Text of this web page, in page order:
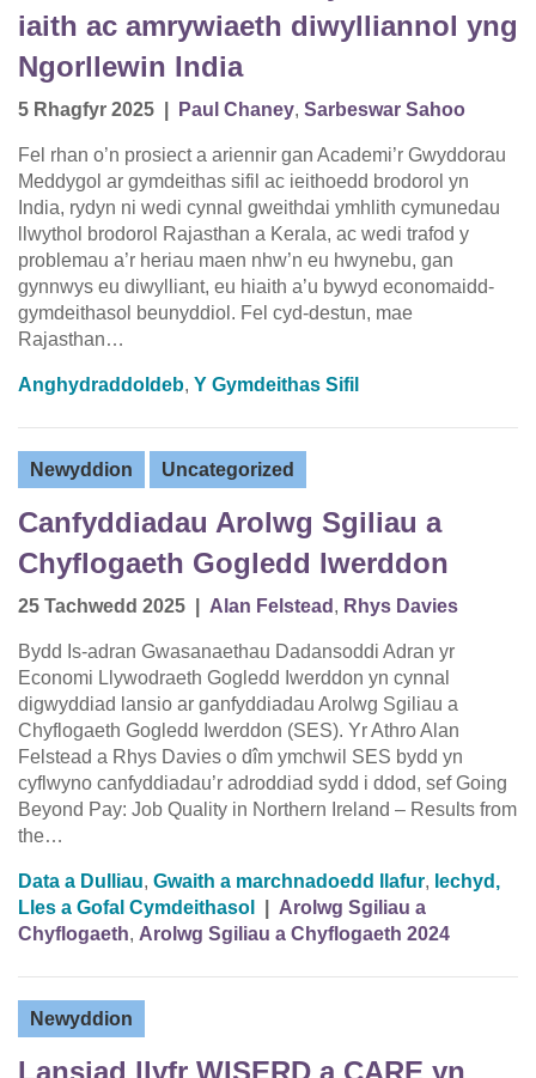
iaith ac amrywiaeth diwylliannol yng
Ngorllewin India
5 Rhagfyr 2025 Paul Chaney, Sarbeswar Sahoo
Fel rhan o’n prosiect a ariennir gan Academi’r Gwyddorau
Meddygol ar gymdeithas sifil ac ieithoedd brodorol yn
India, rydyn ni wedi cynnal gweithdai ymhlith cymunedau
llwythol brodorol Rajasthan a Kerala, ac wedi trafod y
problemau a’r heriau maen nhw’n eu hwynebu, gan
gynnwys eu diwylliant, eu hiaith a’u bywyd economaidd-
gymdeithasol beunyddiol. Fel cyd-destun, mae
Rajasthan…
Anghydraddoldeb, Y Gymdeithas Sifil
Newyddion Uncategorized
Canfyddiadau Arolwg Sgiliau a
Chyflogaeth Gogledd Iwerddon
25 Tachwedd 2025 Alan Felstead , Rhys Davies
Bydd Is-adran Gwasanaethau Dadansoddi Adran yr
Economi Llywodraeth Gogledd Iwerddon yn cynnal
digwyddiad lansio ar ganfyddiadau Arolwg Sgiliau a
Chyflogaeth Gogledd Iwerddon (SES). Yr Athro Alan
Felstead a Rhys Davies o dîm ymchwil SES bydd yn
cyflwyno canfyddiadau’r adroddiad sydd i ddod, sef Going
Beyond Pay: Job Quality in Northern Ireland – Results from
the…
Data a Dulliau, Gwaith a marchnadoedd llafur, Iechyd,
Lles a Gofal Cymdeithasol
Arolwg Sgiliau a
Chyflogaeth, Arolwg Sgiliau a Chyflogaeth 2024
Newyddion